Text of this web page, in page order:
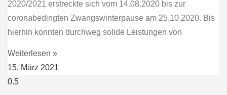
2020/2021 erstreckte sich vom 14.08.2020 bis zur
coronabedingten Zwangswinterpause am 25.10.2020. Bis
hierhin konnten durchweg solide Leistungen von
Weiterlesen »
15. März 2021